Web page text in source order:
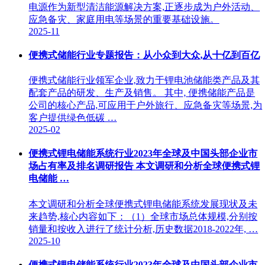
电源作为新型清洁能源解决方案,正逐步成为户外活动、
应急备灾、家庭用电等场景的重要基础设施。
2025-11
便携式储能行业专题报告：从小众到大众,从十亿到百亿
便携式储能行业领军企业,致力于锂电池储能类产品及其
配套产品的研发、生产及销售。 其中, 便携储能产品是
公司的核心产品,可应用于户外旅行、应急备灾等场景,为
客户提供绿色低碳 …
2025-02
便携式锂电储能系统行业2023年全球及中国头部企业市
场占有率及排名调研报告 本文调研和分析全球便携式锂
电储能 …
本文调研和分析全球便携式锂电储能系统发展现状及未
来趋势,核心内容如下：（1）全球市场总体规模,分别按
销量和按收入进行了统计分析,历史数据2018-2022年, …
2025-10